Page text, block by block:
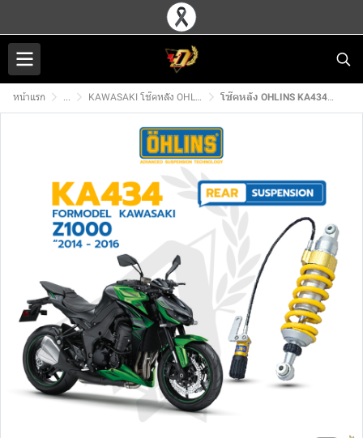
หน้าแรก ... KAWASAKI โช๊คหลัง OHLINS โช๊คหลัง OHLINS KA434 สำหรับ Z1000